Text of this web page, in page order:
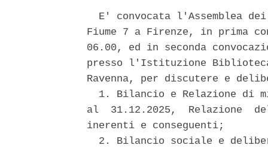
E' convocata l'Assemblea
Fiume 7 a Firenze, in prima
06.00, ed in seconda
presso l'Istituzione
Ravenna, per discutere e
1. Bilancio e Relazione di
al  31.12.2025,  Relazione
inerenti e conseguenti;
2. Bilancio sociale e